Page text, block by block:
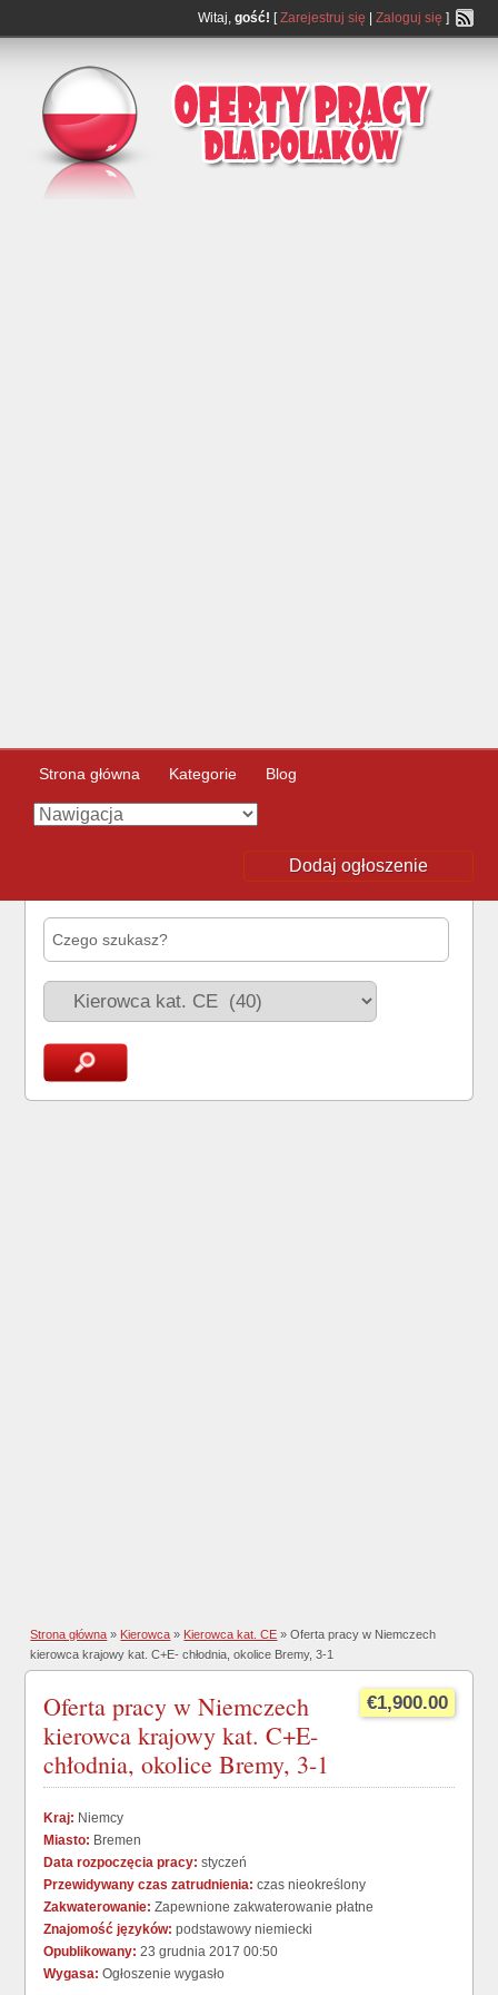
Witaj, gość! [Zarejestruj się Zaloguj się ]
Strona główna Kategorie Blog
Dodaj ogłoszenie
Strona główna » Kierowca » Kierowca kat. CE » Oferta pracy w Niemczech
kierowca krajowy kat. C+E- chłodnia, okolice Bremy, 3-1
€1,900.00
Oferta pracy w Niemczech
kierowca krajowy kat. C+E-
chłodnia, okolice Bremy, 3-1
Kraj: Niemcy
Miasto: Bremen
Data rozpoczęcia pracy: styczeń
Przewidywany czas zatrudnienia: czas nieokreślony
Zakwaterowanie: Zapewnione zakwaterowanie płatne
Znajomość języków: podstawowy niemiecki
Opublikowany: 23 grudnia 2017 00:50
Wygasa: Ogłoszenie wygasło